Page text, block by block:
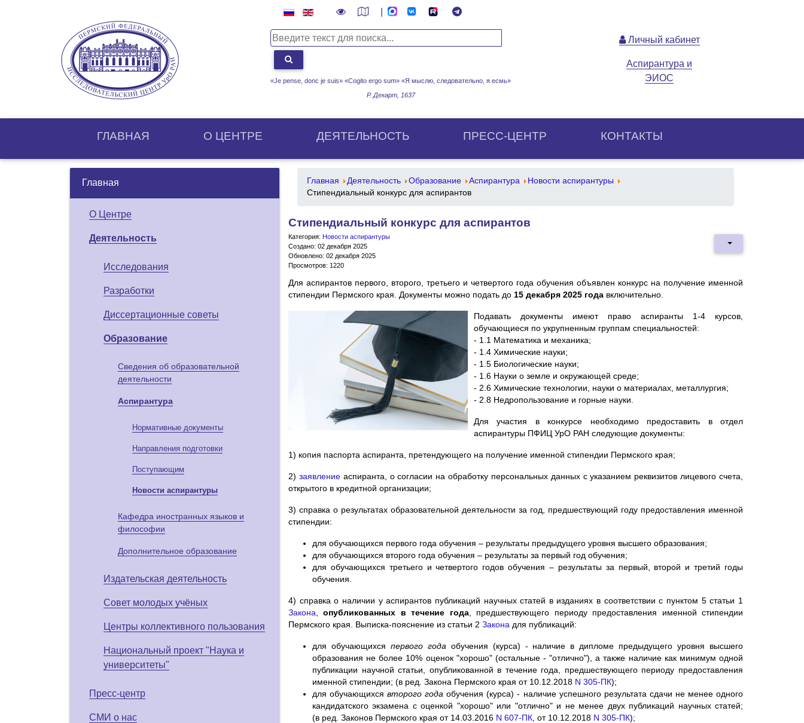
«Je pense, donc je suis» «Cogito ergo sum» «Я мыслю, следовательно, я есмь»
Р. Декарт, 1637
Личный кабинет
Аспирантура и
ЭИОС
ГЛАВНАЯ О ЦЕНТРE ДЕЯТЕЛЬНОСТЬ ПРЕСС-ЦЕНТР КОНТАКТЫ
Главная
О Центре
Деятельность
Исследования
Разработки
Диссертационные советы
Образование
Сведения об образовательной
деятельности
Аспирантура
Нормативные документы
Направления подготовки
Поступающим
Новости аспирантуры
Кафедра иностранных языков и
философии
Дополнительное образование
Издательская деятельность
Совет молодых учёных
Центры коллективного пользования
Национальный проект "Наука и
университеты"
Пресс-центр
СМИ о нас
Главная Деятельность Образование Аспирантура
Новости аспирантуры
Стипендиальный конкурс для аспирантов
Стипендиальный конкурс для аспирантов
Категория: Новости аспирантуры
Создано: 02 декабря 2025
Обновлено: 02 декабря 2025
Просмотров: 1220
Для аспирантов первого, второго, третьего и четвертого года обучения объявлен конкурс на получение именной
стипендии Пермского края. Документы можно подать до 15 декабря 2025 года включительно.
Подавать документы имеют право аспиранты 1-4 курсов,
обучающиеся по укрупненным группам специальностей:
- 1.1 Математика и механика;
- 1.4 Химические науки;
- 1.5 Биологические науки;
- 1.6 Науки о земле и окружающей среде;
- 2.6 Химические технологии, науки о материалах, металлургия;
- 2.8 Недропользование и горные науки.
Для участия в конкурсе необходимо предоставить в отдел
аспирантуры ПФИЦ УрО РАН следующие документы:
1) копия паспорта аспиранта, претендующего на получение именной стипендии Пермского края;
2) заявлениеаспиранта, о согласии на обработку персональных данных с указанием реквизитов лицевого счета,
открытого в кредитной организации;
3) справка о результатах образовательной деятельности за год, предшествующий году предоставления именной
стипендии:
для обучающихся первого года обучения – результаты предыдущего уровня высшего образования;
для обучающихся второго года обучения – результаты за первый год обучения;
для обучающихся третьего и четвертого годов обучения – результаты за первый, второй и третий годы
обучения.
4) справка о наличии у аспирантов публикаций научных статей в изданиях в соответствии с пунктом 5 статьи 1
Закона ,опубликованных в течение года, предшествующего периоду предоставления именной стипендии
Пермского края. Выписка-пояснение из статьи 2 Закона для публикаций:
для обучающихся первого года обучения (курса) - наличие в дипломе предыдущего уровня высшего
образования не более 10% оценок "хорошо" (остальные - "отлично"), а также наличие как минимум одной
публикации научной статьи, опубликованной в течение года, предшествующего периоду предоставления
именной стипендии; (в ред. Закона Пермского края от 10.12.2018 N 305-ПК);
для обучающихсявторого года обучения (курса) - наличие успешного результата сдачи не менее одного
кандидатского экзамена с оценкой "хорошо" или "отлично" и не менее двух публикаций научных статей;
(в ред. Законов Пермского края от 14.03.2016 N 607-ПК , от 10.12.2018 N 305-ПК);